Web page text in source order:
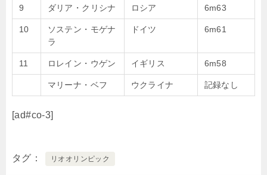
9 ダリア・クリシナ ロシア 6m63
10
ソステン・モゲナ
ラ
ドイツ 6m61
11 ロレイン・ウゲン イギリス 6m58
マリーナ・ベフ ウクライナ 記録なし
[ad#co-3]
タグ リオオリンピック